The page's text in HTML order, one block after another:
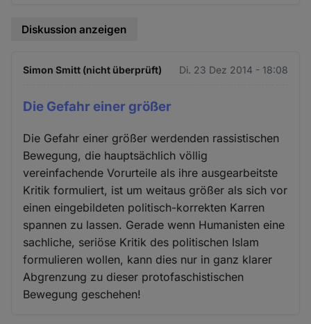
Diskussion anzeigen
Simon Smitt (nicht überprüft) Di. 23 Dez 2014 - 18:08
Die Gefahr einer größer
Die Gefahr einer größer werdenden rassistischen
Bewegung, die hauptsächlich völlig
vereinfachende Vorurteile als ihre ausgearbeitste
Kritik formuliert, ist um weitaus größer als sich vor
einen eingebildeten politisch-korrekten Karren
spannen zu lassen. Gerade wenn Humanisten eine
sachliche, seriöse Kritik des politischen Islam
formulieren wollen, kann dies nur in ganz klarer
Abgrenzung zu dieser protofaschistischen
Bewegung geschehen!